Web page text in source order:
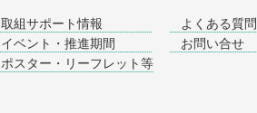
取組サポート情報
イベント・推進期間
ポスター・リーフレット等
よくある質問
お問い合せ